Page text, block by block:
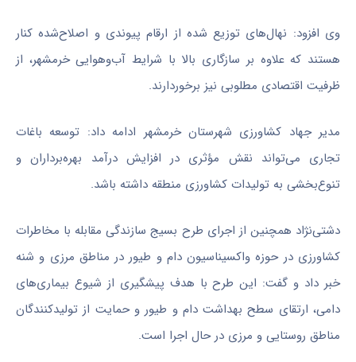
وی افزود: نهال‌های توزیع شده از ارقام پیوندی و اصلاح‌شده کنار
هستند که علاوه بر سازگاری بالا با شرایط آب‌وهوایی خرمشهر، از
ظرفیت اقتصادی مطلوبی نیز برخوردارند.
مدیر جهاد کشاورزی شهرستان خرمشهر ادامه داد: توسعه باغات
تجاری می‌تواند نقش مؤثری در افزایش درآمد بهره‌برداران و
تنوع‌بخشی به تولیدات کشاورزی منطقه داشته باشد.
دشتی‌نژاد همچنین از اجرای طرح بسیج سازندگی مقابله با مخاطرات
کشاورزی در حوزه واکسیناسیون دام و طیور در مناطق مرزی و شنه
خبر داد و گفت: این طرح با هدف پیشگیری از شیوع بیماری‌های
دامی، ارتقای سطح بهداشت دام و طیور و حمایت از تولیدکنندگان
مناطق روستایی و مرزی در حال اجرا است.